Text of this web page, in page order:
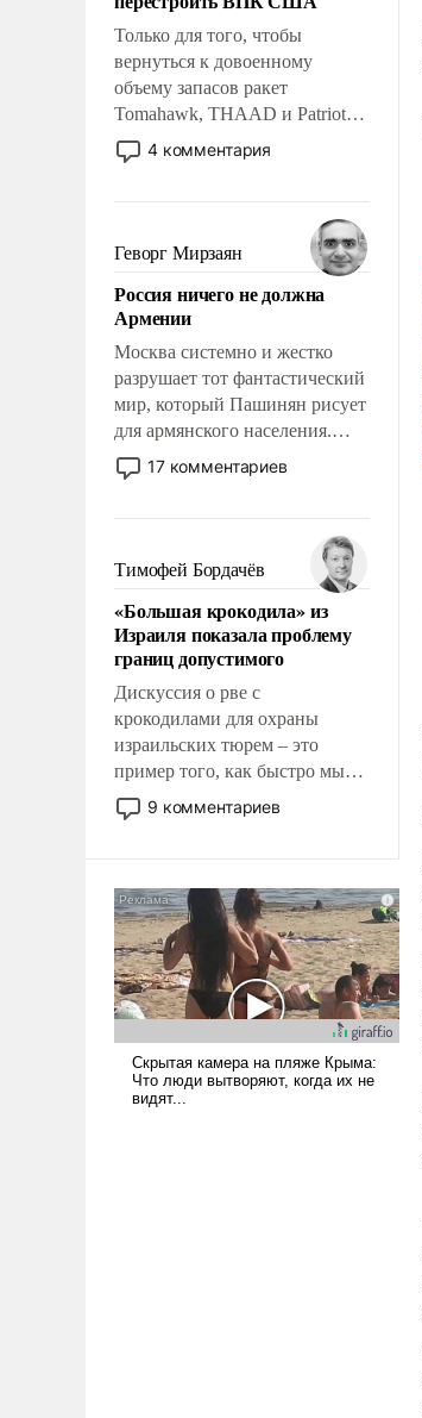
Только для того, чтобы
вернуться к довоенному
объему запасов ракет
Tomahawk, THAAD и Patriot
США потребуется более трех
лет. Даже небольшая война с
Сложившаяся ситуация
означает многолетний период
уязвимости США, например,
перед Китаем.
4 комментария
Геворг Мирзаян
Россия ничего не должна
Армении
Москва системно и жестко
разрушает тот фантастический
мир, который Пашинян рисует
для армянского населения.
Мир, где политические
прожекты будут безусловно
налогоплательщиков и где
Еревану за свои поступки не
нужно отвечать.
17 комментариев
Тимофей Бордачёв
«Большая крокодила» из
Израиля показала проблему
границ допустимого
Дискуссия о рве с
крокодилами для охраны
израильских тюрем – это
пример того, как быстро мы
двигаемся по пути
революционных изменений.
псевдонаучной фантастики,
стало всерьез обсуждаемой
идеей.
9 комментариев